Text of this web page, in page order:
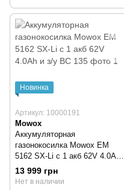
Новинка
Артикул: 10000191
Mowox
Аккумуляторная
газонокосилка Mowox EM
5162 SX-Li с 1 акб 62V 4.0Ah и
з/у BC 135
13 999 грн
Нет в наличии